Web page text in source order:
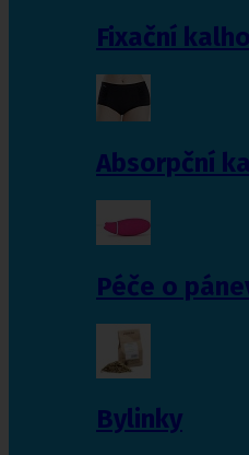
Fixační
Absorpční
Péče o
Bylinky